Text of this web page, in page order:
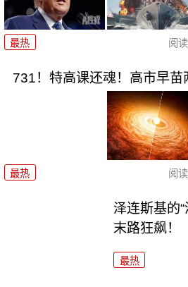
最热 阅读
731！特高课还魂！高市早
最热 阅读
泽连斯基的
末路狂飙！
最热